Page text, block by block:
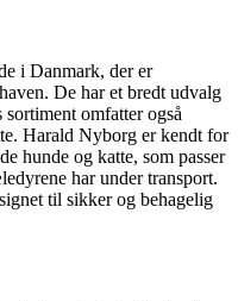
i Danmark, der er
De har et bredt udvalg
omfatter også
Harald Nyborg er kendt for
hunde og katte, som passer
har under transport.
til sikker og behagelig